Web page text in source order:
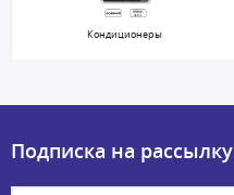
Кондиционеры
Подписка на рассылку